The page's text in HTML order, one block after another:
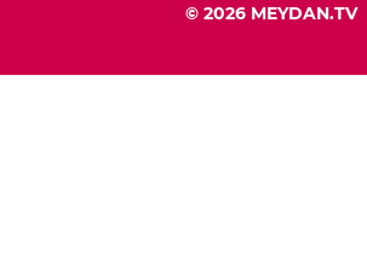
© 2026 MEYDAN.TV